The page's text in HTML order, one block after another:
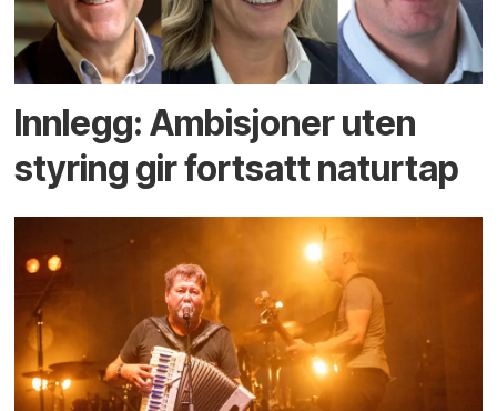
Innlegg: Ambisjoner uten
styring gir fortsatt naturtap